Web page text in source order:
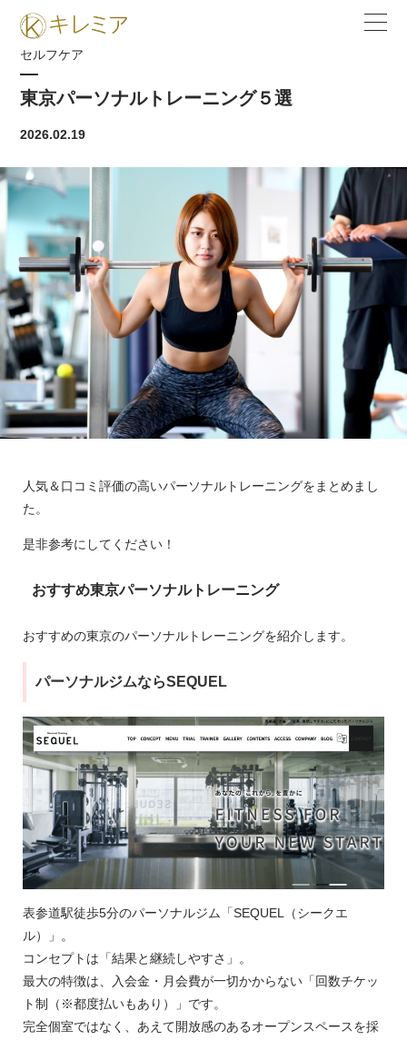
セルフケア
東京パーソナルトレーニング５選
2026.02.19
人気＆口コミ評価の高いパーソナルトレーニングをまとめまし
た。
是非参考にしてください！
おすすめ東京パーソナルトレーニング
おすすめの東京のパーソナルトレーニングを紹介します。
パーソナルジムならSEQUEL
表参道駅徒歩5分のパーソナルジム「SEQUEL（シークエ
ル）」。
コンセプトは「結果と継続しやすさ」。
最大の特徴は、入会金・月会費が一切かからない「回数チケッ
ト制（※都度払いもあり）」です。
完全個室ではなく、あえて開放感のあるオープンスペースを採